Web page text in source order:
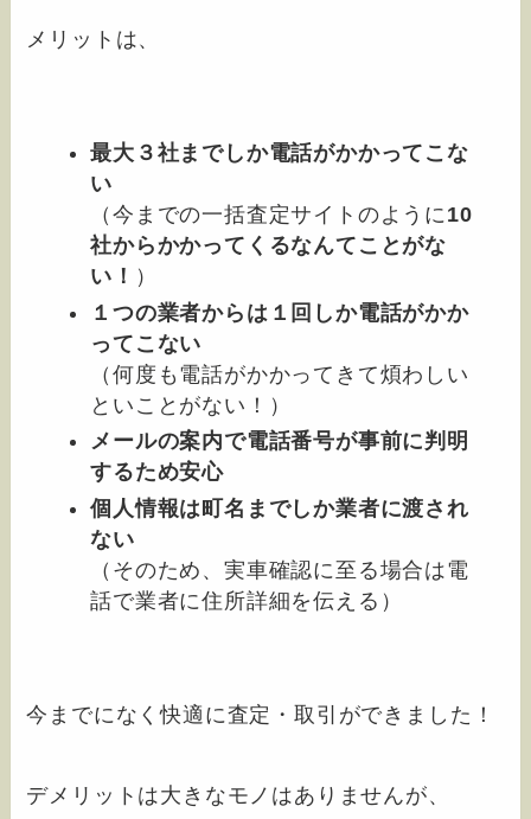
メリットは、
最大３社までしか電話がかかってこな
い
（今までの一括査定サイトのように10
社からかかってくるなんてことがな
い！ ）
１つの業者からは１回しか電話がかか
ってこない
（何度も電話がかかってきて煩わしい
といことがない！）
メールの案内で電話番号が事前に判明
するため安心
個人情報は町名までしか業者に渡され
ない
（そのため、実車確認に至る場合は電
話で業者に住所詳細を伝える）
今までになく快適に査定・取引ができました！
デメリットは大きなモノはありませんが、